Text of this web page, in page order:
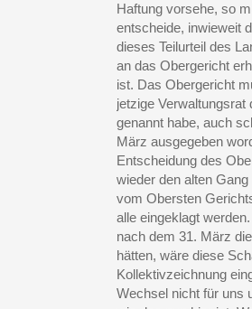
Haftung vorsehe, so
entscheide, inwieweit
dieses Teilurteil des
an das Obergericht
ist. Das Obergericht
jetzige
genannt habe, auch
März ausgegeben
Entscheidung des
wieder den alten
vom Obersten
alle eingeklagt
nach dem 31. März
hätten, wäre diese
Kollektivzeichnung
Wechsel nicht für uns